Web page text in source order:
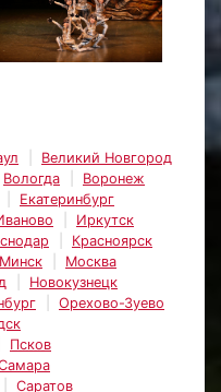
Великий Новгород
Вологда
Воронеж
Екатеринбург
Иркутск
Красноярск
Минск
Москва
Новокузнецк
Орехово-Зуево
Псков
Саратов